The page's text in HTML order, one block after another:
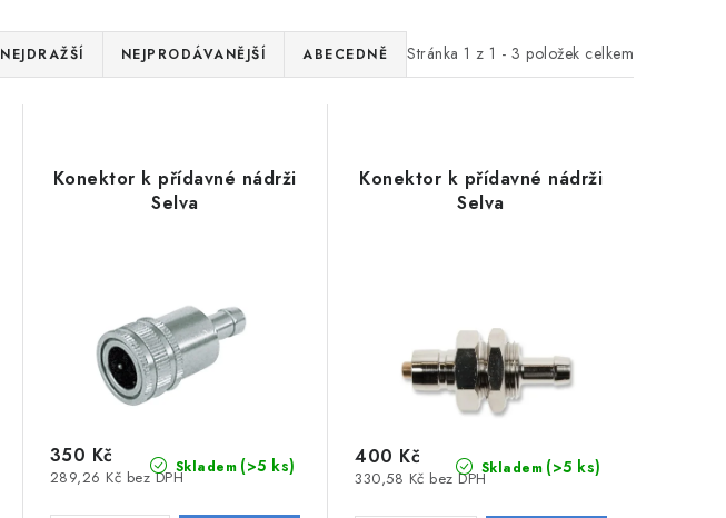
Stránka 1 z 1 - 3 položek celkem
NEJDRAŽŠÍ NEJPRODÁVANĚJŠÍ ABECEDNĚ
Konektor k přídavné nádrži
Selva
Skladem (>5 ks)
289,26 Kč bez DPH
350 Kč
Konektor k přídavné nádrži
Selva
Skladem (>5 ks)
330,58 Kč bez DPH
400 Kč